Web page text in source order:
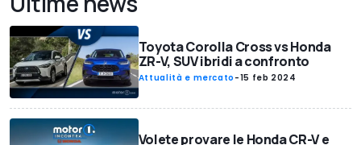
Toyota Corolla Cross vs Honda
ZR-V, SUV ibridi a confronto
Attualità e mercato -15 feb 2024
Volete provare le Honda CR-V e